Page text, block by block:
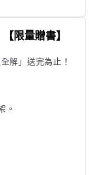
限量贈書】
解」送完為止！
。